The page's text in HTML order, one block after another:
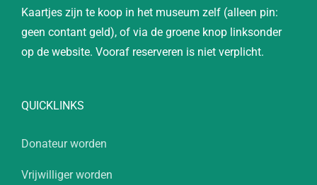
Kaartjes zijn te koop in het museum zelf (alleen pin:
geen contant geld), of via de groene knop linksonder
op de website. Vooraf reserveren is niet verplicht.
QUICKLINKS
Donateur worden
Vrijwilliger worden